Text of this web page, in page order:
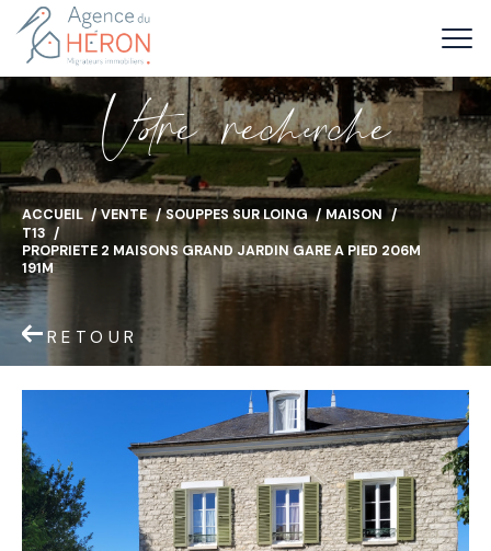
Vore recece
ACCUEIL VENTE SOUPPES SUR LOING
MAISON
T13
PROPRIETE 2 MAISONS GRAND JARDIN GARE A PIED 206M
191M
RETOUR